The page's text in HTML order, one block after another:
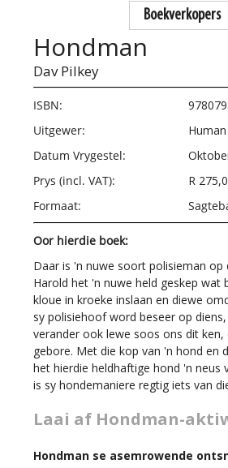
Boekverkopers
Hondman
Dav Pilkey
ISBN:
Uitgewer:
Datum Vrygestel:
Prys (incl. VAT):
R
Formaat:
Oor hierdie boek:
Daar is 'n nuwe soort polisieman op
Harold het 'n nuwe held geskep wat
kloue in kroeke inslaan en diewe
sy polisiehoof word beseer op
verander ook lewe soos ons dit
gebore. Met die kop van 'n hond en
het hierdie heldhaftige hond 'n neus
is sy hondemaniere regtig iets van
Laai af Hondman-
Hondman se asemrowende